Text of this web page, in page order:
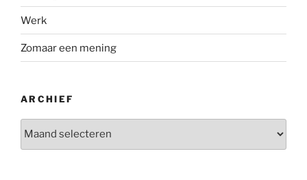
Werk
Zomaar een mening
ARCHIEF